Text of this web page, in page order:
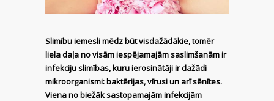
Slimību iemesli mēdz būt visdažādākie, tomēr
liela daļa no visām iespējamajām saslimšanām ir
infekciju slimības, kuru ierosinātāji ir dažādi
mikroorganismi: baktērijas, vīrusi un arī sēnītes.
Viena no biežāk sastopamajām infekcijām